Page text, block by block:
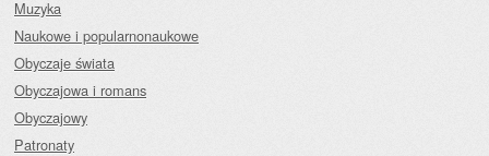
Muzyka
Naukowe i popularnonaukowe
Obyczaje świata
Obyczajowa i romans
Obyczajowy
Patronaty